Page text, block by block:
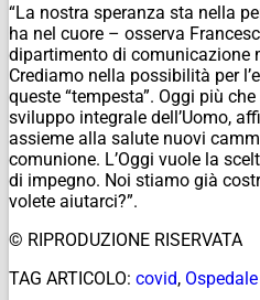
“La nostra speranza sta nella
ha nel cuore – osserva
dipartimento di comunicazione
Crediamo nella possibilità per
queste “tempesta”. Oggi più
sviluppo integrale dell’Uomo,
assieme alla salute nuovi
comunione. L’Oggi vuole la
di impegno. Noi stiamo già
volete aiutarci?”.
© RIPRODUZIONE RISERVATA
TAG ARTICOLO: covid,